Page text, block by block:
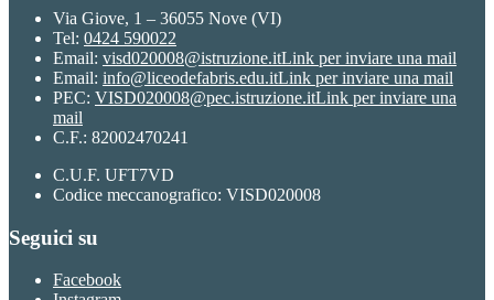
Via Giove, 1 – 36055 Nove (VI)
Tel: 0424 590022
Email: visd020008@istruzione.itLink per inviare una mail
Email: info@liceodefabris.edu.itLink per inviare una mail
PEC: VISD020008@pec.istruzione.itLink per inviare una
mail
C.F.: 82002470241
C.U.F. UFT7VD
Codice meccanografico: VISD020008
Seguici su
Facebook